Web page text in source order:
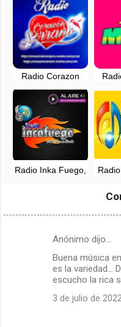
Radio Corazon
Radio Inka Fuego,
Anónimo dijo…
Buena música
es la variedad...
escucho la rica
3 de julio de